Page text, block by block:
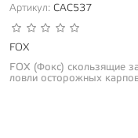
Артикул: CAC537
FOX
FOX (Фокс) скользящие
ловли осторожных